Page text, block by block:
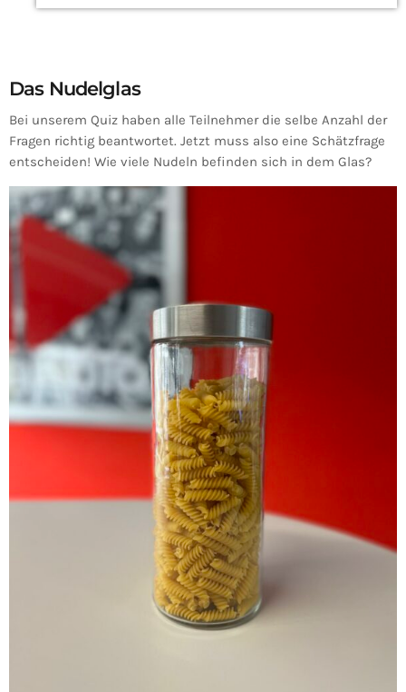
Das Nudelglas
Bei unserem Quiz haben alle Teilnehmer die selbe Anzahl der
Fragen richtig beantwortet. Jetzt muss also eine Schätzfrage
entscheiden! Wie viele Nudeln befinden sich in dem Glas?